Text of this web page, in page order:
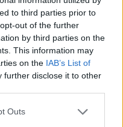
to third parties prior to
out of the further
by third parties on the
This information may
on the IAB’s List of
further disclose it to other
Outs
Αθήνα
περισσότερα από
projects για επιπλέον
του σχεδιασμού